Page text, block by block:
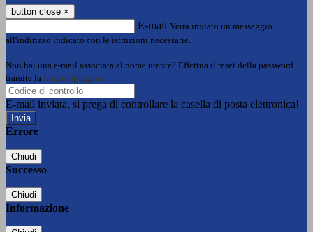
button close ×
E-mail Verrà inviato un messaggio
all'indirizzo indicato con le istruzioni necessarie.
Non hai una e-mail associata al nome utente? Effettua il reset della password
tramite la Login Spaggiari
E-mail inviata, si prega di controllare la casella di posta elettronica!
Errore
Chiudi
Successo
Chiudi
Informazione